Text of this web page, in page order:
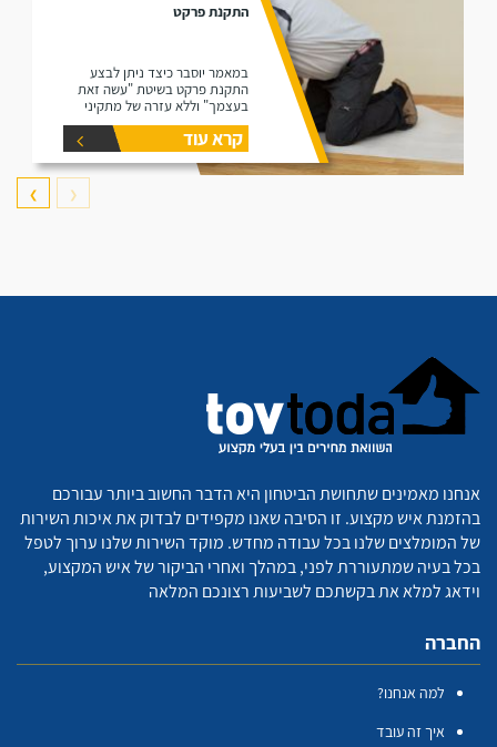
התקנת פרקט
במאמר יוסבר כיצד ניתן לבצע
התקנת פרקט בשיטת "עשה זאת
בעצמך" וללא עזרה של מתקיני
פרקטים.
קרא עוד
❮
❯
אנחנו מאמינים שתחושת הביטחון היא הדבר החשוב ביותר עבורכם
בהזמנת איש מקצוע. זו הסיבה שאנו מקפידים לבדוק את איכות השירות
של המומלצים שלנו בכל עבודה מחדש. מוקד השירות שלנו ערוך לטפל
בכל בעיה שמתעוררת לפני, במהלך ואחרי הביקור של איש המקצוע,
וידאג למלא את בקשתכם לשביעות רצונכם המלאה
החברה
למה אנחנו?
איך זה עובד